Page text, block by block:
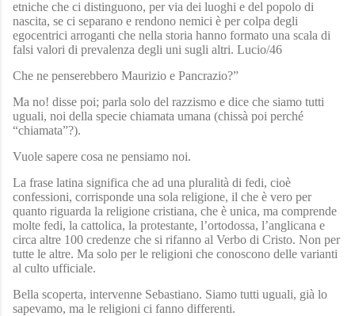
etniche che ci distinguono, per via dei luoghi e del popolo di
nascita, se ci separano e rendono nemici è per colpa degli
egocentrici arroganti che nella storia hanno formato una scala di
falsi valori di prevalenza degli uni sugli altri. Lucio/46
Che ne penserebbero Maurizio e Pancrazio?”
Ma no! disse poi; parla solo del razzismo e dice che siamo tutti
uguali, noi della specie chiamata umana (chissà poi perché
“chiamata”?).
Vuole sapere cosa ne pensiamo noi.
La frase latina significa che ad una pluralità di fedi, cioè
confessioni, corrisponde una sola religione, il che è vero per
quanto riguarda la religione cristiana, che è unica, ma comprende
molte fedi, la cattolica, la protestante, l’ortodossa, l’anglicana e
circa altre 100 credenze che si rifanno al Verbo di Cristo. Non per
tutte le altre. Ma solo per le religioni che conoscono delle varianti
al culto ufficiale.
Bella scoperta, intervenne Sebastiano. Siamo tutti uguali, già lo
sapevamo, ma le religioni ci fanno differenti.